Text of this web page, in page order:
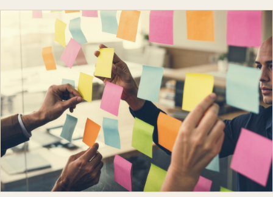
BERUF & KARRIERE